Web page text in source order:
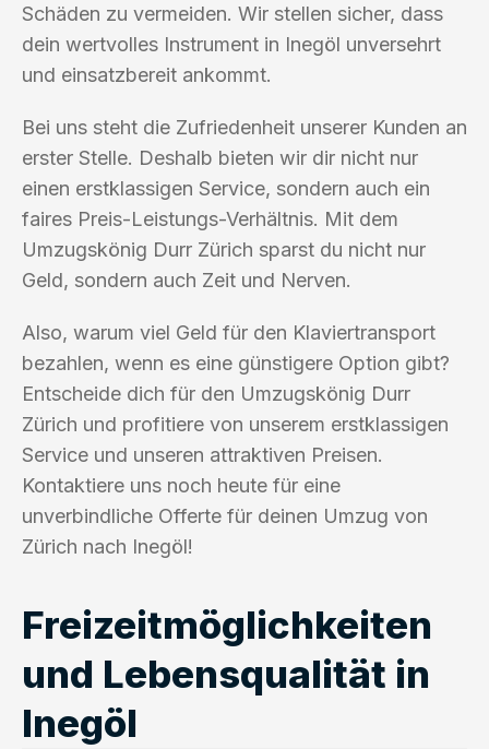
Schäden zu vermeiden. Wir stellen sicher, dass
dein wertvolles Instrument in Inegöl unversehrt
und einsatzbereit ankommt.
Bei uns steht die Zufriedenheit unserer Kunden an
erster Stelle. Deshalb bieten wir dir nicht nur
einen erstklassigen Service, sondern auch ein
faires Preis-Leistungs-Verhältnis. Mit dem
Umzugskönig Durr Zürich sparst du nicht nur
Geld, sondern auch Zeit und Nerven.
Also, warum viel Geld für den Klaviertransport
bezahlen, wenn es eine günstigere Option gibt?
Entscheide dich für den Umzugskönig Durr
Zürich und profitiere von unserem erstklassigen
Service und unseren attraktiven Preisen.
Kontaktiere uns noch heute für eine
unverbindliche Offerte für deinen Umzug von
Zürich nach Inegöl!
Freizeitmöglichkeiten
und Lebensqualität in
Inegöl